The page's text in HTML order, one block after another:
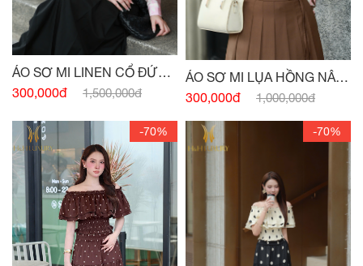
ÁO SƠ MI LINEN CỔ ĐỨC
HỒNG PASTEL
300,000đ 1,500,000đ
ÁO SƠ MI LỤA HỒNG NÂU
TÂY CỔ ĐỨC
300,000đ 1,000,000đ
-70% -70%